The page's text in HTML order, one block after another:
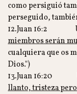
como persiguió
perseguido,
12.Juan 16:2
miembros serán
cualquiera que os
Dios.")
13.Juan 16:20
llanto, tristeza